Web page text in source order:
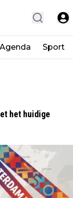
Agenda Sport
het huidige